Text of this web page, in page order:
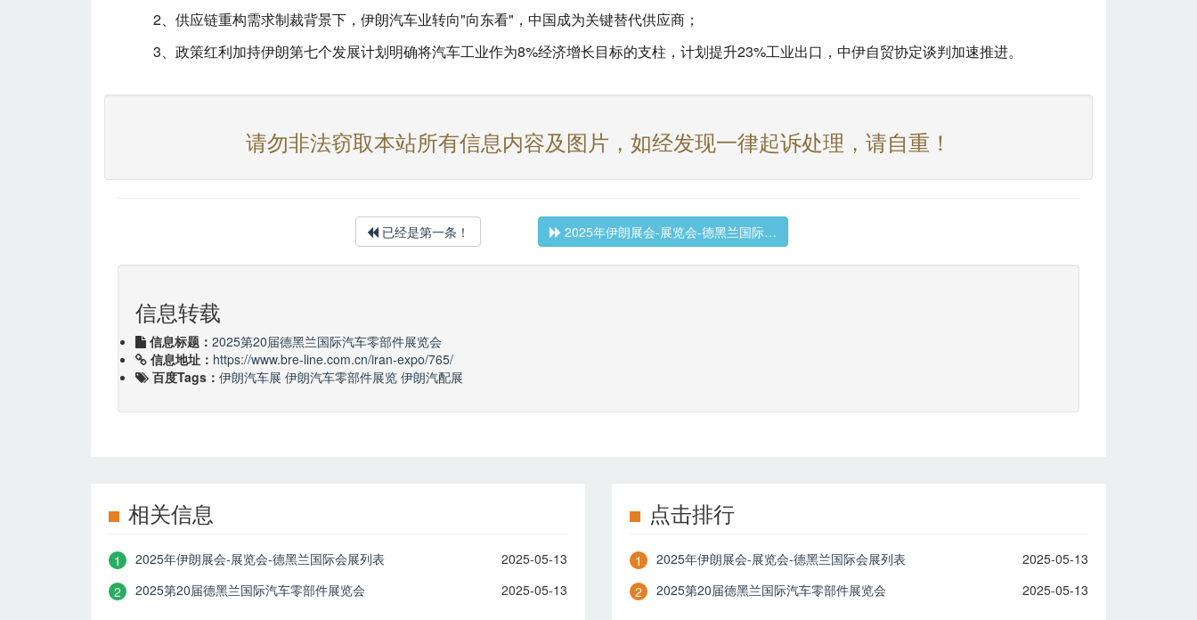
2、供应链重构需求制裁背景下，伊朗汽车业转向"向东看"，中国成为关键替代供应商；
3、政策红利加持伊朗第七个发展计划明确将汽车工业作为8%经济增长目标的支柱，计划提升23%工业出口，中伊自贸协定谈判加速推进。
请勿非法窃取本站所有信息内容及图片，如经发现一律起诉处理，请自重！
已经是第一条！ 2025年伊朗展会-展览会-德黑兰国际…
信息转载
信息标题： 2025第20届德黑兰国际汽车零部件展览会
信息地址： https://www.bre-line.com.cn/iran-expo/765/
百度Tags： 伊朗汽车展 伊朗汽车零部件展览 伊朗汽配展
相关信息
1 2025年伊朗展会-展览会-德黑兰国际会展列表
2025-05-13
2
2025第20届德黑兰国际汽车零部件展览会 2025-05-13
点击排行
1 2025年伊朗展会-展览会-德黑兰国际会展列表
2025-05-13
2
2025第20届德黑兰国际汽车零部件展览会 2025-05-13